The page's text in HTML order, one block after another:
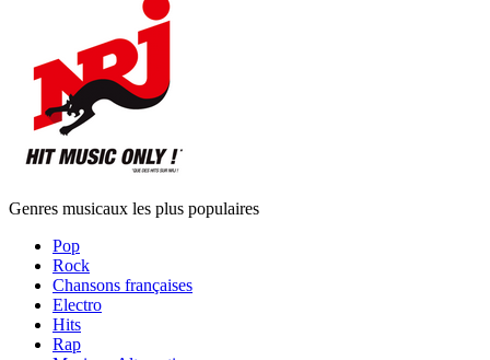
Genres musicaux les plus populaires
Pop
Rock
Chansons françaises
Electro
Hits
Rap